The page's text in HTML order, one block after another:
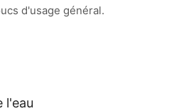
d'usage général.
l'eau